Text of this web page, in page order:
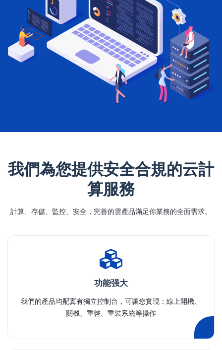
我們為您提供安全合規的云計
算服務
計算、存儲、監控、安全，完善的雲產品滿足你業務的全面需求。
功能强大
我們的產品均配寘有獨立控制台，可讓您實現：線上開機、
關機、重啓、重裝系統等操作